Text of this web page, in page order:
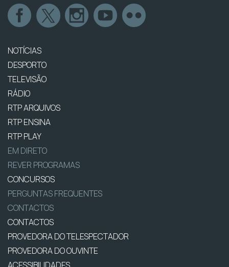
NOTÍCIAS
DESPORTO
TELEVISÃO
RÁDIO
RTP ARQUIVOS
RTP ENSINA
RTP PLAY
EM DIRETO
REVER PROGRAMAS
CONCURSOS
PERGUNTAS FREQUENTES
CONTACTOS
CONTACTOS
PROVEDORA DO TELESPECTADOR
PROVEDORA DO OUVINTE